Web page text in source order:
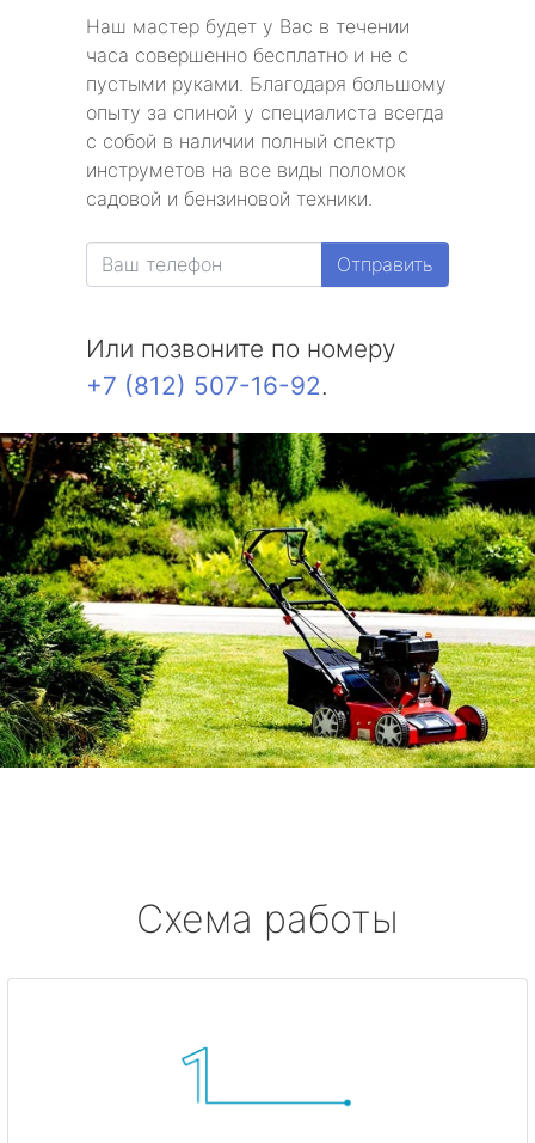
Наш мастер будет у Вас в течении
часа совершенно бесплатно и не с
пустыми руками. Благодаря большому
опыту за спиной у специалиста всегда
с собой в наличии полный спектр
инструметов на все виды поломок
садовой и бензиновой техники.
Отправить
Или позвоните по номеру
+7 (812) 507-16-92.
Схема работы